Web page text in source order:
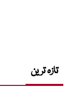
تازہ ترین